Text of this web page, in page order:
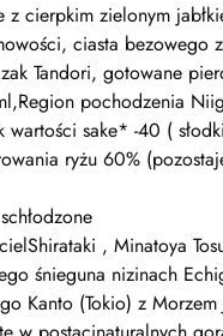
z cierpkim zielonym
ciasta bezowego
Tandori, gotowane
pochodzenia
wartości sake* -40 (
ryżu 60%
, Minatoya
śnieguna nizinach
Kanto (Tokio) z